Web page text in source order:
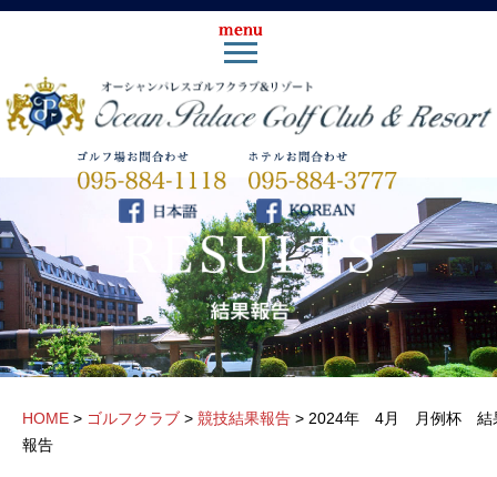
HOME > ゴルフクラブ > 競技結果報告 > 2024年 4月 月例杯 結
報告